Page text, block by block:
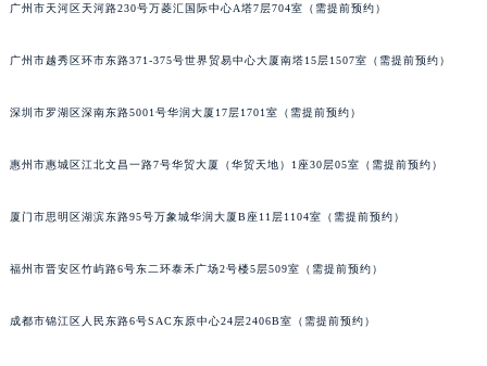
广州市天河区天河路230号万菱汇国际中心A塔7层704室（需提前预约）
广州市越秀区环市东路371-375号世界贸易中心大厦南塔15层1507室（需提前预约）
深圳市罗湖区深南东路5001号华润大厦17层1701室（需提前预约）
惠州市惠城区江北文昌一路7号华贸大厦（华贸天地）1座30层05室（需提前预约）
厦门市思明区湖滨东路95号万象城华润大厦B座11层1104室（需提前预约）
福州市晋安区竹屿路6号东二环泰禾广场2号楼5层509室（需提前预约）
成都市锦江区人民东路6号SAC东原中心24层2406B室（需提前预约）